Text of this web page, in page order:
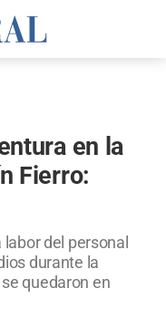
en la
Fierro:
del personal
durante la
quedaron en